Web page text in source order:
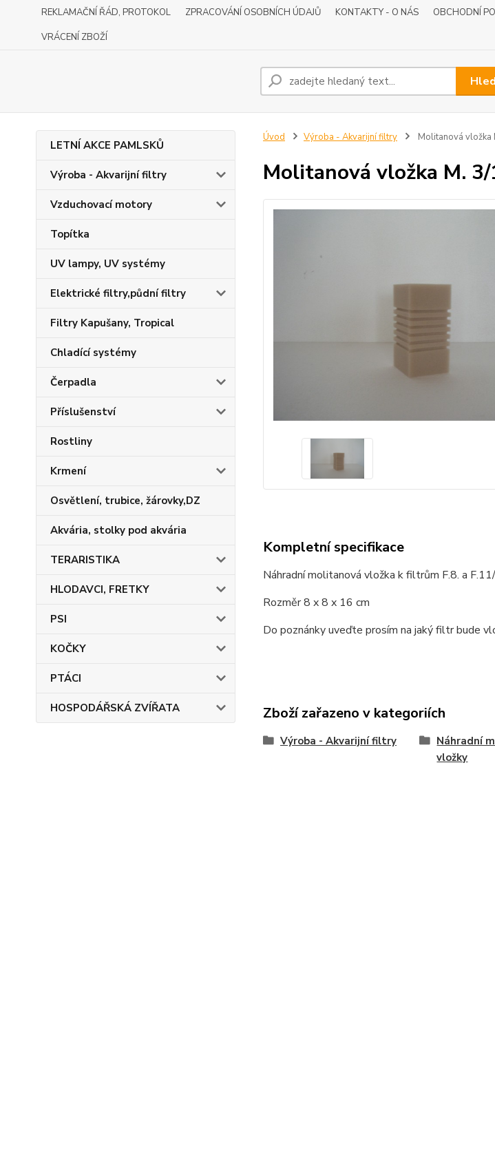
REKLAMAČNÍ ŘÁD, PROTOKOL ZPRACOVÁNÍ OSOBNÍCH ÚDAJŮ KONTAKTY - O NÁS OBCHODNÍ
VRÁCENÍ ZBOŽÍ
LETNÍ AKCE PAMLSKŮ
Výroba - Akvarijní filtry
Vzduchovací motory
Topítka
UV lampy, UV systémy
Elektrické filtry,půdní filtry
Filtry Kapušany, Tropical
Chladící systémy
Čerpadla
Příslušenství
Rostliny
Krmení
Osvětlení, trubice, žárovky,DZ
Akvária, stolky pod akvária
TERARISTIKA
HLODAVCI, FRETKY
PSI
KOČKY
PTÁCI
HOSPODÁŘSKÁ ZVÍŘATA
Úvod Výroba - Akvarijní filtry Molitanová vložka
Molitanová vložka M.
Kompletní specifikace
Náhradní molitanová vložka k filtrům F.8. a
Rozměr 8 x 8 x 16 cm
Do poznánky uveďte prosím na jaký filtr bude
Zboží zařazeno v kategoriích
Výroba - Akvarijní filtry
Náhradní
vložky